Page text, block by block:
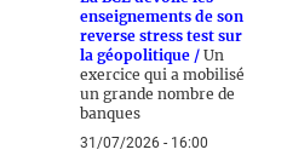
enseignements de son
reverse stress test sur
la géopolitique / Un
exercice qui a mobilisé
un grande nombre de
banques
31/07/2026 - 16:00